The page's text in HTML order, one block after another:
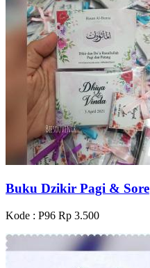
Buku Dzikir Pagi & Sore
Kode : P96 Rp 3.500